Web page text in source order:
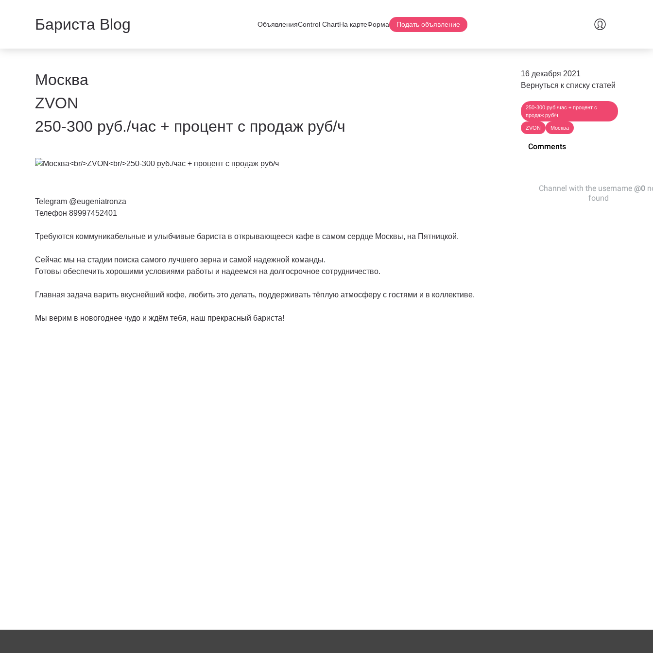
Бариста Blog ОбъявленияControl ChartНа картеФорма Подать объявление
Москва
ZVON
250-300 руб./час + процент с продаж руб/ч
Telegram @eugeniatronza
Телефон 89997452401
Требуются коммуникабельные и улыбчивые бариста в открывающееся кафе в самом сердце Москвы, на Пятницкой.
Сейчас мы на стадии поиска самого лучшего зерна и самой надежной команды.
Готовы обеспечить хорошими условиями работы и надеемся на долгосрочное сотрудничество.
Главная задача варить вкуснейший кофе, любить это делать, поддерживать тёплую атмосферу с гостями и в коллективе.
Мы верим в новогоднее чудо и ждём тебя, наш прекрасный бариста!
16 декабря 2021
Вернуться к списку статей
250-300 руб./час + процент с
продаж руб/ч
ZVON Москва